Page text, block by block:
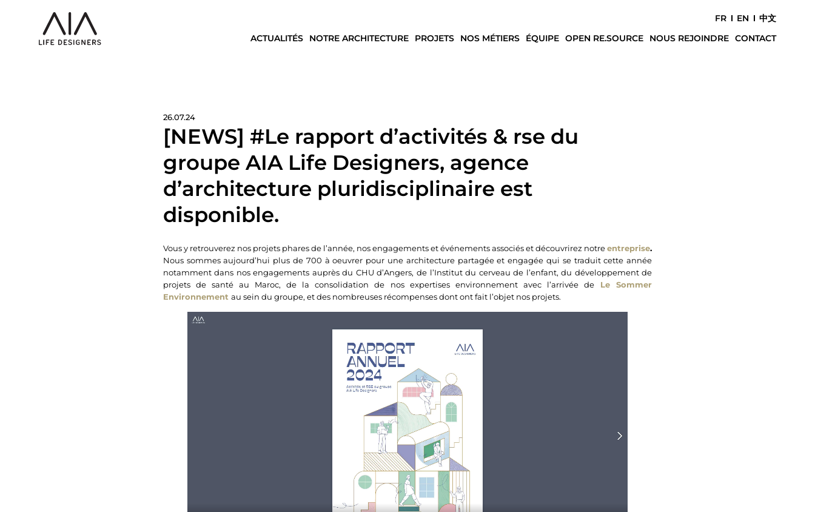
FR EN
中文
ACTUALITÉS
NOTRE ARCHITECTURE PROJETS NOS MÉTIERS ÉQUIPE OPEN RE.SOURCE NOUS REJOINDRE CONTACT
26.07.24
[NEWS] #Le rapport d’activités & rse du
groupe AIA Life Designers, agence
d’architecture pluridisciplinaire est
disponible.
Vous y retrouverez nos projets phares de l’année, nos engagements et événements associés et découvrirez notreentreprise.
Nous sommes aujourd’hui plus de 700 à oeuvrer pour une architecture partagée et engagée qui se traduit cette année
notamment dans nos engagements auprès du CHU d’Angers, de l’Institut du cerveau de l’enfant, du développement de
projets de santé au Maroc, de la consolidation de nos expertises environnement avec l’arrivée de
Le Sommer
Environnement au sein du groupe, et des nombreuses récompenses dont ont fait l’objet nos projets.